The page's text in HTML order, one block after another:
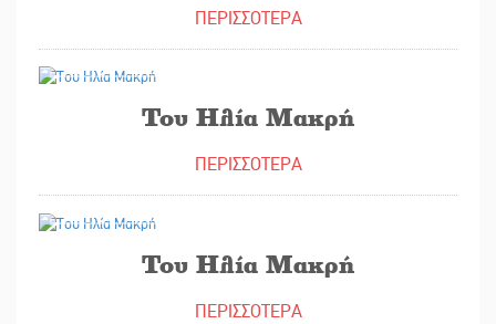
ΠΕΡΙΣΣΟΤΕΡΑ
Του Ηλία Μακρή
ΠΕΡΙΣΣΟΤΕΡΑ
Του Ηλία Μακρή
ΠΕΡΙΣΣΟΤΕΡΑ